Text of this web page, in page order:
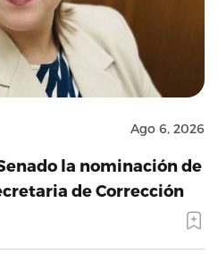
Ago 6, 2026
la nominación de
de Corrección